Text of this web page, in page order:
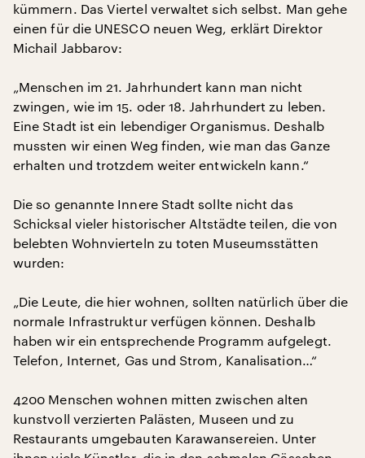
kümmern. Das Viertel verwaltet sich selbst. Man gehe
einen für die UNESCO neuen Weg, erklärt Direktor
Michail Jabbarov:
„Menschen im 21. Jahrhundert kann man nicht
zwingen, wie im 15. oder 18. Jahrhundert zu leben.
Eine Stadt ist ein lebendiger Organismus. Deshalb
mussten wir einen Weg finden, wie man das Ganze
erhalten und trotzdem weiter entwickeln kann.“
Die so genannte Innere Stadt sollte nicht das
Schicksal vieler historischer Altstädte teilen, die von
belebten Wohnvierteln zu toten Museumsstätten
wurden:
„Die Leute, die hier wohnen, sollten natürlich über die
normale Infrastruktur verfügen können. Deshalb
haben wir ein entsprechende Programm aufgelegt.
Telefon, Internet, Gas und Strom, Kanalisation…“
4200 Menschen wohnen mitten zwischen alten
kunstvoll verzierten Palästen, Museen und zu
Restaurants umgebauten Karawansereien. Unter